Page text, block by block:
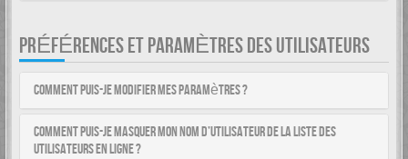
PRÉFÉRENCES ET PARAMÈTRES DES UTILISATEURS
Comment puis-je modifier mes paramètres ?
Comment puis-je masquer mon nom d’utilisateur de la liste des
utilisateurs en ligne ?